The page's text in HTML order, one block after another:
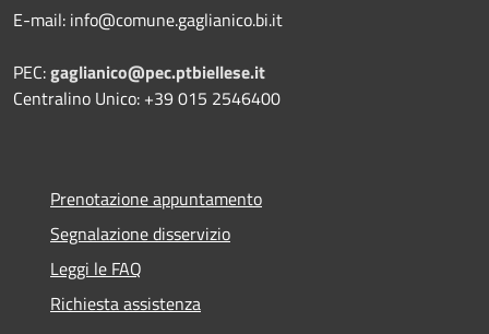
E-mail: info@comune.gaglianico.bi.it
PEC:gaglianico@pec.ptbiellese.it
Centralino Unico: +39 015 2546400
Prenotazione appuntamento
Segnalazione disservizio
Leggi le FAQ
Richiesta assistenza